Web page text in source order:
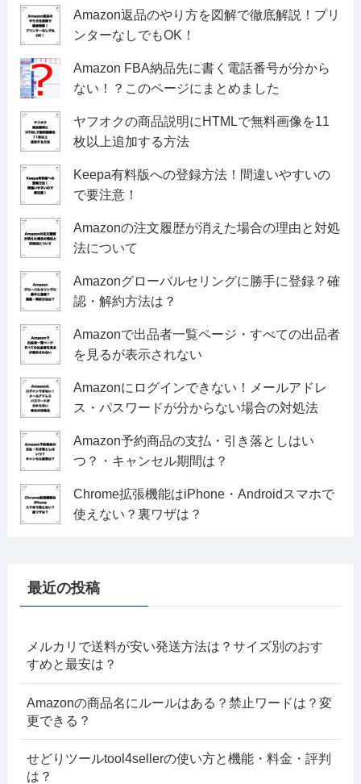
Amazon返品のやり方を図解で徹底解説！プリ
ンターなしでもOK！
Amazon FBA納品先に書く電話番号が分から
ない！？このページにまとめました
ヤフオクの商品説明にHTMLで無料画像を11
枚以上追加する方法
Keepa有料版への登録方法！間違いやすいの
で要注意！
Amazonの注文履歴が消えた場合の理由と対処
法について
Amazonグローバルセリングに勝手に登録？確
認・解約方法は？
Amazonで出品者一覧ページ・すべての出品者
を見るが表示されない
Amazonにログインできない！メールアドレ
ス・パスワードが分からない場合の対処法
Amazon予約商品の支払・引き落としはい
つ？・キャンセル期間は？
Chrome拡張機能はiPhone・Androidスマホで
使えない？裏ワザは？
最近の投稿
メルカリで送料が安い発送方法は？サイズ別のおす
すめと最安は？
Amazonの商品名にルールはある？禁止ワードは？変
更できる？
せどりツールtool4sellerの使い方と機能・料金・評判
は？